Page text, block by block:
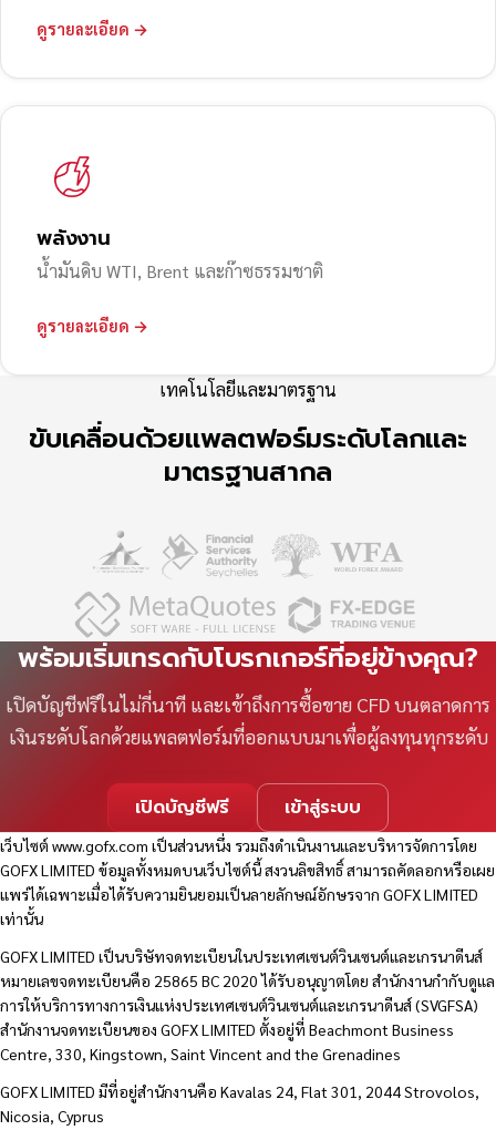
ดูรายละเอียด →
พลังงาน
น้ำมันดิบ WTI, Brent และก๊าซธรรมชาติ
ดูรายละเอียด →
เทคโนโลยีและมาตรฐาน
ขับเคลื่อนด้วยแพลตฟอร์มระดับโลกและ
มาตรฐานสากล
พร้อมเริ่มเทรดกับโบรกเกอร์ที่อยู่ข้างคุณ?
เปิดบัญชีฟรีในไม่กี่นาที และเข้าถึงการซื้อขาย CFD บนตลาดการ
เงินระดับโลกด้วยแพลตฟอร์มที่ออกแบบมาเพื่อผู้ลงทุนทุกระดับ
เปิดบัญชีฟรี เข้าสู่ระบบ
เว็บไซต์www.gofx.com เป็นส่วนหนึ่ง รวมถึงดำเนินงานและบริหารจัดการโดย
GOFX LIMITED ข้อมูลทั้งหมดบนเว็บไซต์นี้ สงวนลิขสิทธิ์ สามารถคัดลอกหรือเผย
แพร่ได้เฉพาะเมื่อได้รับความยินยอมเป็นลายลักษณ์อักษรจาก GOFX LIMITED
เท่านั้น
GOFX LIMITED เป็นบริษัทจดทะเบียนในประเทศเซนต์วินเซนต์และเกรนาดีนส์
หมายเลขจดทะเบียนคือ 25865 BC 2020 ได้รับอนุญาตโดย สำนักงานกำกับดูแล
การให้บริการทางการเงินแห่งประเทศเซนต์วินเซนต์และเกรนาดีนส์ (SVGFSA)
สำนักงานจดทะเบียนของ GOFX LIMITED ตั้งอยู่ที่ Beachmont Business
Centre, 330, Kingstown, Saint Vincent and the Grenadines
GOFX LIMITED มีที่อยู่สำนักงานคือ Kavalas 24, Flat 301, 2044 Strovolos,
Nicosia, Cyprus